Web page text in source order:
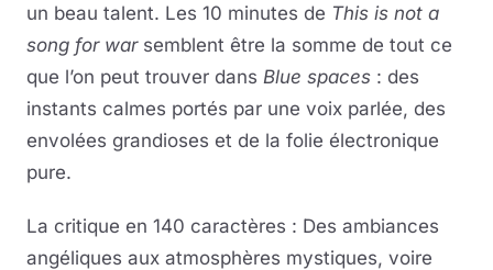
un beau talent. Les 10 minutes de This is not a
song for warsemblent être la somme de tout ce
que l’on peut trouver dans Blue spaces : des
instants calmes portés par une voix parlée, des
envolées grandioses et de la folie électronique
pure.
La critique en 140 caractères : Des ambiances
angéliques aux atmosphères mystiques, voire